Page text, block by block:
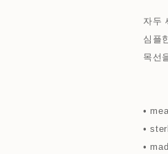
자두
심플
목선
•
•
•